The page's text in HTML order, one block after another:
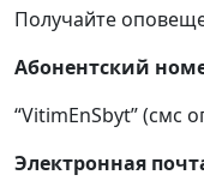
Получайте
Абонентский
“VitimEnSbyt” (смс
Электронная